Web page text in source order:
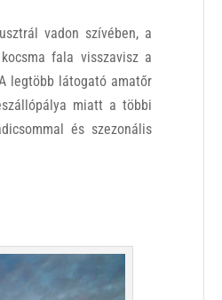
vadon szívében, a
fala visszavisz a
legtöbb látogató amatőr
miatt a többi
és szezonális